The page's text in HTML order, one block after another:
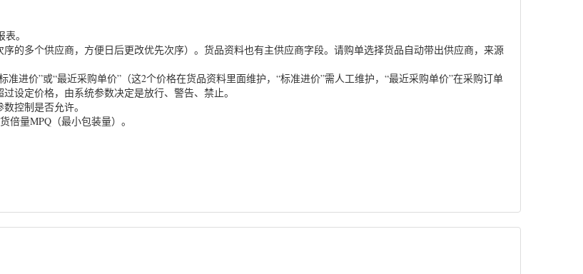
。
的多个供应商，方便日后更改优先次序）。货品资料也有主供应商字段。请购单选择货品自动带出供应商，来源
进价”或“最近采购单价”（这2个价格在货品资料里面维护，“标准进价”需人工维护，“最近采购单价”在采购订单
设定价格，由系统参数决定是放行、警告、禁止。
控制是否允许。
倍量MPQ（最小包装量）。